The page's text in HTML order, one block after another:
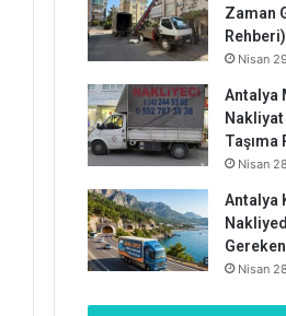
Zaman
Rehberi)
Nisan
Antalya
Taşıma
Nisan
Antalya
Nisan